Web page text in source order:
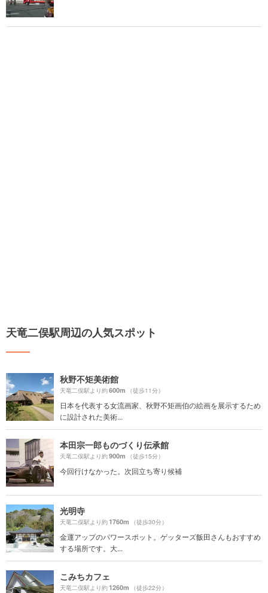
天竜二俣駅周辺の人気スポット
秋野不矩美術館
天竜二俣駅より約600m （徒歩11分）
日本を代表する女流画家、秋野不矩画伯の絵画を展示するため
に設計された美術...
本田宗一郎ものづくり伝承館
天竜二俣駅より約900m （徒歩15分）
今回行けなかった。次回立ち寄り候補
光明寺
天竜二俣駅より約1760m （徒歩30分）
金運アップのパワースポット。ゲッターズ飯田さんもおすすめ
する場所です。大...
こみちカフェ
天竜二俣駅より約1260m （徒歩22分）